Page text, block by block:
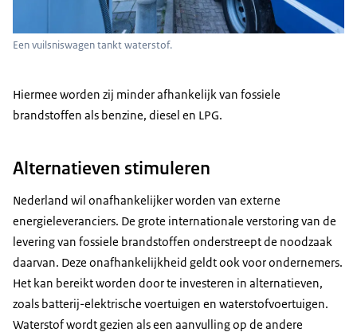
Een vuilsniswagen tankt waterstof.
Hiermee worden zij minder afhankelijk van fossiele
brandstoffen als benzine, diesel en LPG.
Alternatieven stimuleren
Nederland wil onafhankelijker worden van externe
energieleveranciers. De grote internationale verstoring van de
levering van fossiele brandstoffen onderstreept de noodzaak
daarvan. Deze onafhankelijkheid geldt ook voor ondernemers.
Het kan bereikt worden door te investeren in alternatieven,
zoals batterij-elektrische voertuigen en waterstofvoertuigen.
Waterstof wordt gezien als een aanvulling op de andere